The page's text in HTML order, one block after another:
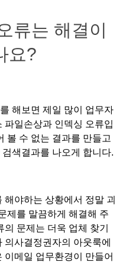
류는 해결이
요?
해보면 제일 많이 업무자
파일손상과 인덱싱 오류입
볼 수 없는 결과를 만들고
색결과를 나오게 합니다.
야하는 상황에서 정말 괴
제를 말끔하게 해결해 주
문제는 더욱 업체 찾기
사결정권자의 아웃룩에
메일 업무환경이 만들어